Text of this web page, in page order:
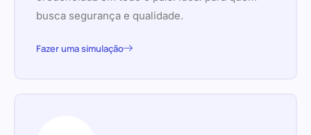
busca segurança e qualidade.
Fazer uma simulação